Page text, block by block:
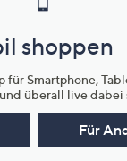
shoppen
für Smartphone,
überall live dabei
Für